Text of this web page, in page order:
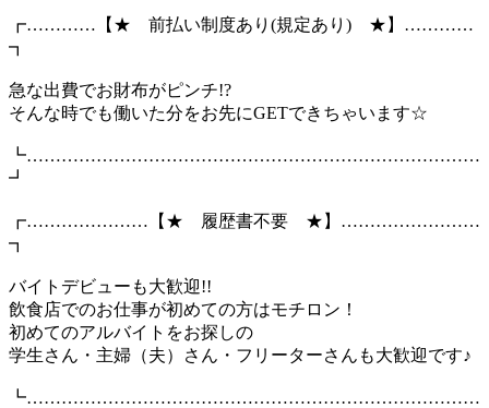
┏…………【★ 前払い制度あり(規定あり) ★】…………
┓
急な出費でお財布がピンチ!?
そんな時でも働いた分をお先にGETできちゃいます☆
┗……………………………………………………………………
┛
┏…………………【★ 履歴書不要 ★】……………………
┓
バイトデビューも大歓迎!!
飲食店でのお仕事が初めての方はモチロン！
初めてのアルバイトをお探しの
学生さん・主婦（夫）さん・フリーターさんも大歓迎です♪
┗……………………………………………………………………